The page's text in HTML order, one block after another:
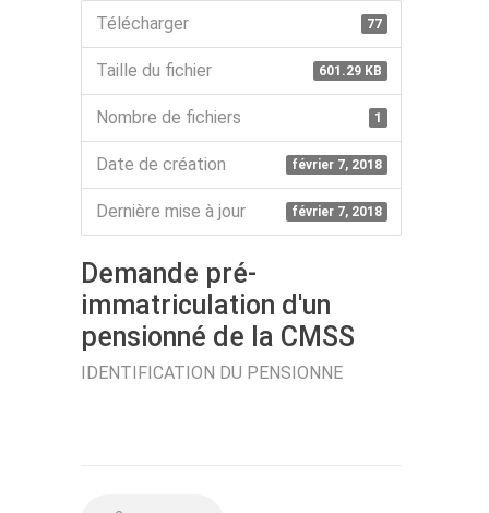
Télécharger 77
Taille du fichier 601.29 KB
Nombre de fichiers 1
Date de création février 7, 2018
Dernière mise à jour février 7, 2018
Demande pré-
immatriculation d'un
pensionné de la CMSS
IDENTIFICATION DU PENSIONNE